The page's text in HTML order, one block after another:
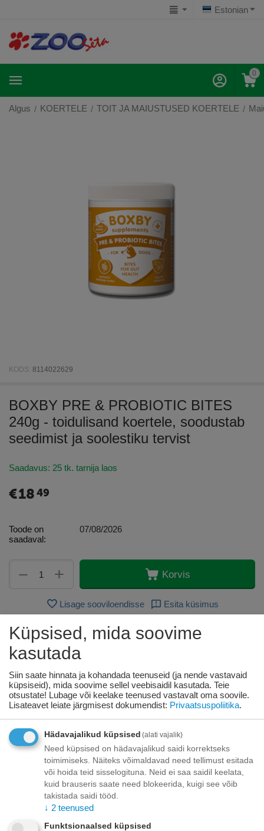
Estonian
0
Algus / KOERTELE / TOIT JA MAIUSTUSED KOERTELE /
KODS: 8114022629
BOXBY PRE & PROBIOTIC BITES
240g - toidulisand koertele, soodustab
seedimist ja soolestiku tervist
Saadavus: 25 tk. tarnija laos
€1849
Toode on
saadaval:
07/08/2026
+
− Korvis
Lisage sooviloendisse Esita küsimus
Kohaletoimetamine
Tasuta kohaletoimetamine teie ukse taha tellimustele üle
Saatmiskulud kuni 69,99 eurot:
Venipaki kullerteenus – 10.00 EUR
Unisend pakiautomaat - 3,50 eurot
Omniva pakiautomaat - 5,00 eurot
Makse
Kirjeldus
BOXBY PRE & PROBIOTIC BITES 240g -
Küpsised, mida soovime
kasutada
Siin saate hinnata ja kohandada teenuseid (ja nende vastavaid
küpsiseid), mida soovime sellel veebisaidil kasutada. Teie
otsustate! Lubage või keelake teenused vastavalt oma soovile.
Lisateavet leiate järgmisest dokumendist: Privaatsuspoliitika.
Hädavajalikud küpsised (alati vajalik)
Need küpsised on hädavajalikud saidi korrektseks
toimimiseks. Näiteks võimaldavad need tellimust esitada
või hoida teid sisselogituna. Neid ei saa saidil keelata,
kuid brauseris saate need blokeerida, kuigi see võib
takistada saidi tööd.
↓ 2 teenused
Funktsionaalsed küpsised